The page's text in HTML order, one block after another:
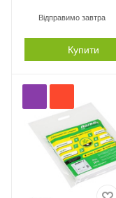
Відправимо завтра
Купити